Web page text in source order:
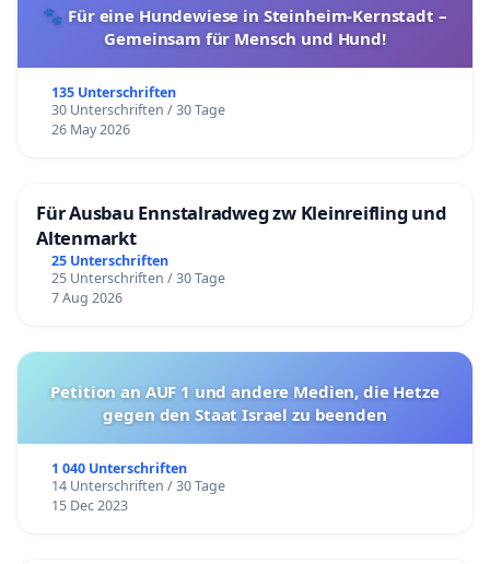
🐾 Für eine Hundewiese in Steinheim-Kernstadt –
Gemeinsam für Mensch und Hund!
135 Unterschriften
30 Unterschriften / 30 Tage
26 May 2026
Für Ausbau Ennstalradweg zw Kleinreifling und
Altenmarkt
25 Unterschriften
25 Unterschriften / 30 Tage
7 Aug 2026
Petition an AUF 1 und andere Medien, die Hetze
gegen den Staat Israel zu beenden
1 040 Unterschriften
14 Unterschriften / 30 Tage
15 Dec 2023